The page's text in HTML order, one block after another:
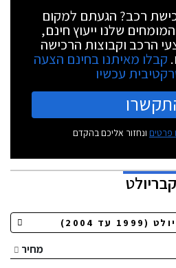
רכב? הגעתם למקום
שלנו ייעוץ חינם,
הרכב וקבוצות הרכישה
קבלו מאיתנו בחינם הצעה
עכשיו
פרטים ונחזור אליכם בהקדם
מחיר